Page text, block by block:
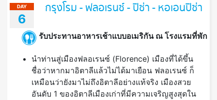
DAY
6
กรุงโรม - ฟลอเรนซ์ - ปิซ่า - หอเอนปิซ่า
รับประทานอาหารเช้าแบบอเมริกัน ณ โรงแรมที่พัก
นำท่านสู่เมืองฟลอเรนซ์ (Florence) เมืองที่ได้ขึ้น
ชื่อว่าหากมาอิตาลีแล้วไม่ได้มาเยือน ฟลอเรนซ์ ก็
เหมือนว่ายังมาไม่ถึงอิตาลีอย่างแท้จริง เมืองสวย
อันดับ 1 ของอิตาลีเมืองเก่าที่มีความเจริญสูงสุดใน